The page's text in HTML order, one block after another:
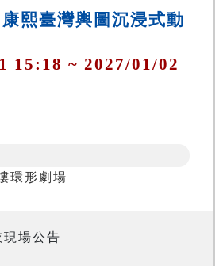
康熙臺灣輿圖沉浸式動
15:18 ~ 2027/01/02
環形劇場
場公告